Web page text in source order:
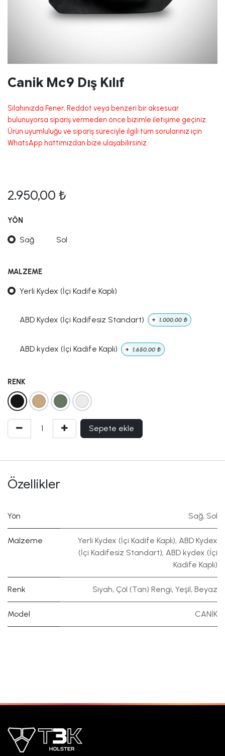
Canik Mc9 Dış Kılıf
Silahınızda Fener, Reddot veya benzeri bir aksesuar
bulunuyorsa sipariş vermeden önce bizimle iletişime geçiniz.
Ürün uyumluluğu ve sipariş süreciyle ilgili tüm sorularınız için
WhatsApp hattımızdan bize ulaşabilirsiniz.
2.950,00 ₺
YÖN
Sağ Sol
MALZEME
Yerli Kydex (İçi Kadife Kaplı)
ABD Kydex (İçi Kadifesiz Standart) + 1.000,00 ₺
ABD kydex (İçi Kadife Kaplı) + 1.650,00 ₺
RENK
Sepete ekle
Özellikler
Yön Sağ, Sol
Malzeme Yerli Kydex (İçi Kadife Kaplı), ABD Kydex
(İçi Kadifesiz Standart), ABD kydex (İçi
Kadife Kaplı)
Renk Siyah, Çöl (Tan) Rengi, Yeşil, Beyaz
Model CANİK